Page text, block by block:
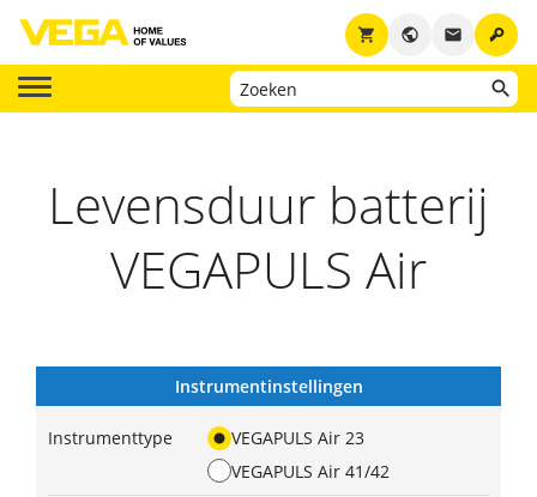
key
email
public
shopping_cart
Levensduur batterij
VEGAPULS Air
Instrumentinstellingen
Instrumenttype
VEGAPULS Air 23
VEGAPULS Air 41/42